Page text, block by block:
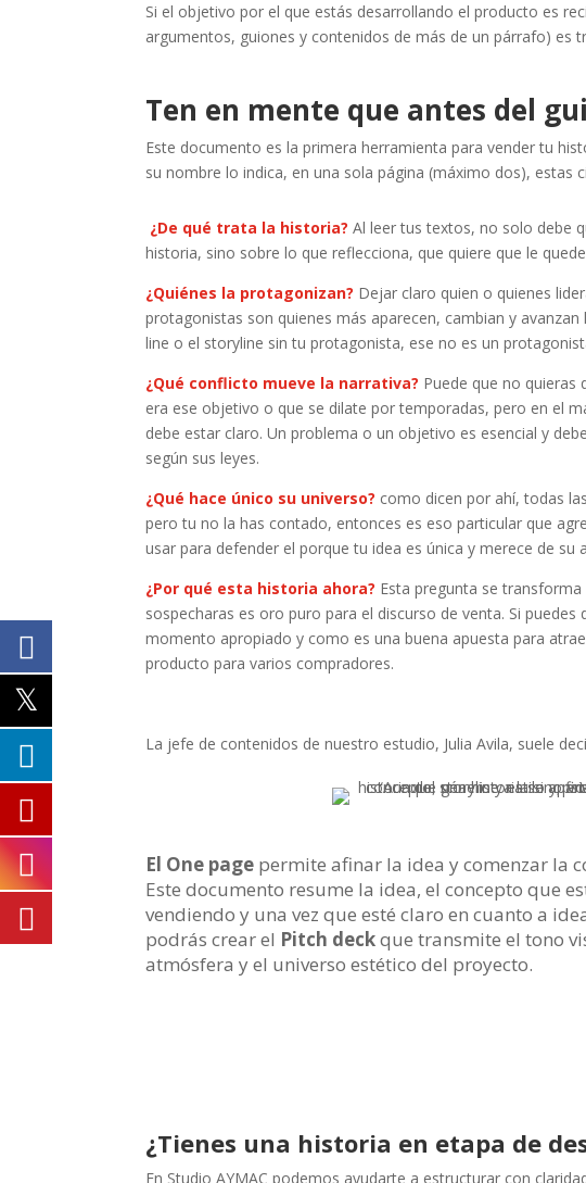
Si el objetivo por el que estás desarrollando el producto es
argumentos, guiones y contenidos de más de un párrafo) es
Ten en mente que antes del
Este documento es la primera herramienta para vender tu
su nombre lo indica, en una sola página (máximo dos), estas
¿De qué trata la historia?Al leer tus textos, no solo debe
historia, sino sobre lo que reflecciona, que quiere que le
¿Quiénes la protagonizan? Dejar claro quien o quienes
protagonistas son quienes más aparecen, cambian y
line o el storyline sin tu protagonista, ese no es un
¿Qué conflicto mueve la narrativa? Puede que no quieras
era ese objetivo o que se dilate por temporadas, pero en el
debe estar claro. Un problema o un objetivo es esencial y
según sus leyes.
¿Qué hace único su universo? como dicen por ahí, todas
pero tu no la has contado, entonces es eso particular que
usar para defender el porque tu idea es única y merece de su
¿Por qué esta historia ahora? Esta pregunta se
sospecharas es oro puro para el discurso de venta. Si puedes
momento apropiado y como es una buena apuesta para
producto para varios compradores.
La jefe de contenidos de nuestro estudio, Julia Avila, suele
El One page permite afinar la idea y comenzar la
Este documento resume la idea, el concepto que
vendiendo y una vez que esté claro en cuanto a
podrás crear el Pitch deckque transmite el tono
atmósfera y el universo estético del proyecto.
¿Tienes una historia en etapa de
En Studio AYMAC podemos ayudarte a estructurar con